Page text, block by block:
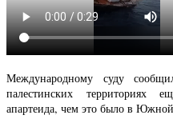
Международному суду
палестинских территориях
апартеида, чем это было в